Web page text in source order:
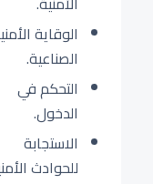
الوقاية
الصناعية.
التحكم في
الدخول.
الاستجابة
للحوادث